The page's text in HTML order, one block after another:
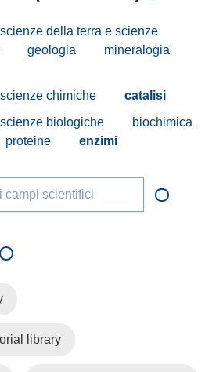
scienze della terra e scienze
geologia
mineralogia
scienze chimiche
catalisi
scienze biologiche
biochimica
proteine enzimi
campi scientifici
library